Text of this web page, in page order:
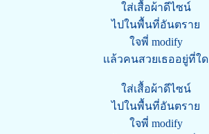
ใส่เสื้อผ้าดีไซน์
ไปในพื้นที่อันตราย
ใจพี่ modify
เเล้วคนสวยเธออยู่ที่ใด
ใส่เสื้อผ้าดีไซน์
ไปในพื้นที่อันตราย
ใจพี่ modify